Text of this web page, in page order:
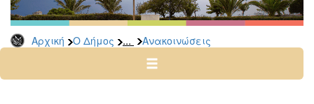
Αρχική Ο Δήμος ... Ανακοινώσεις
Φορείς
Δημοτικές
Υπηρεσίες